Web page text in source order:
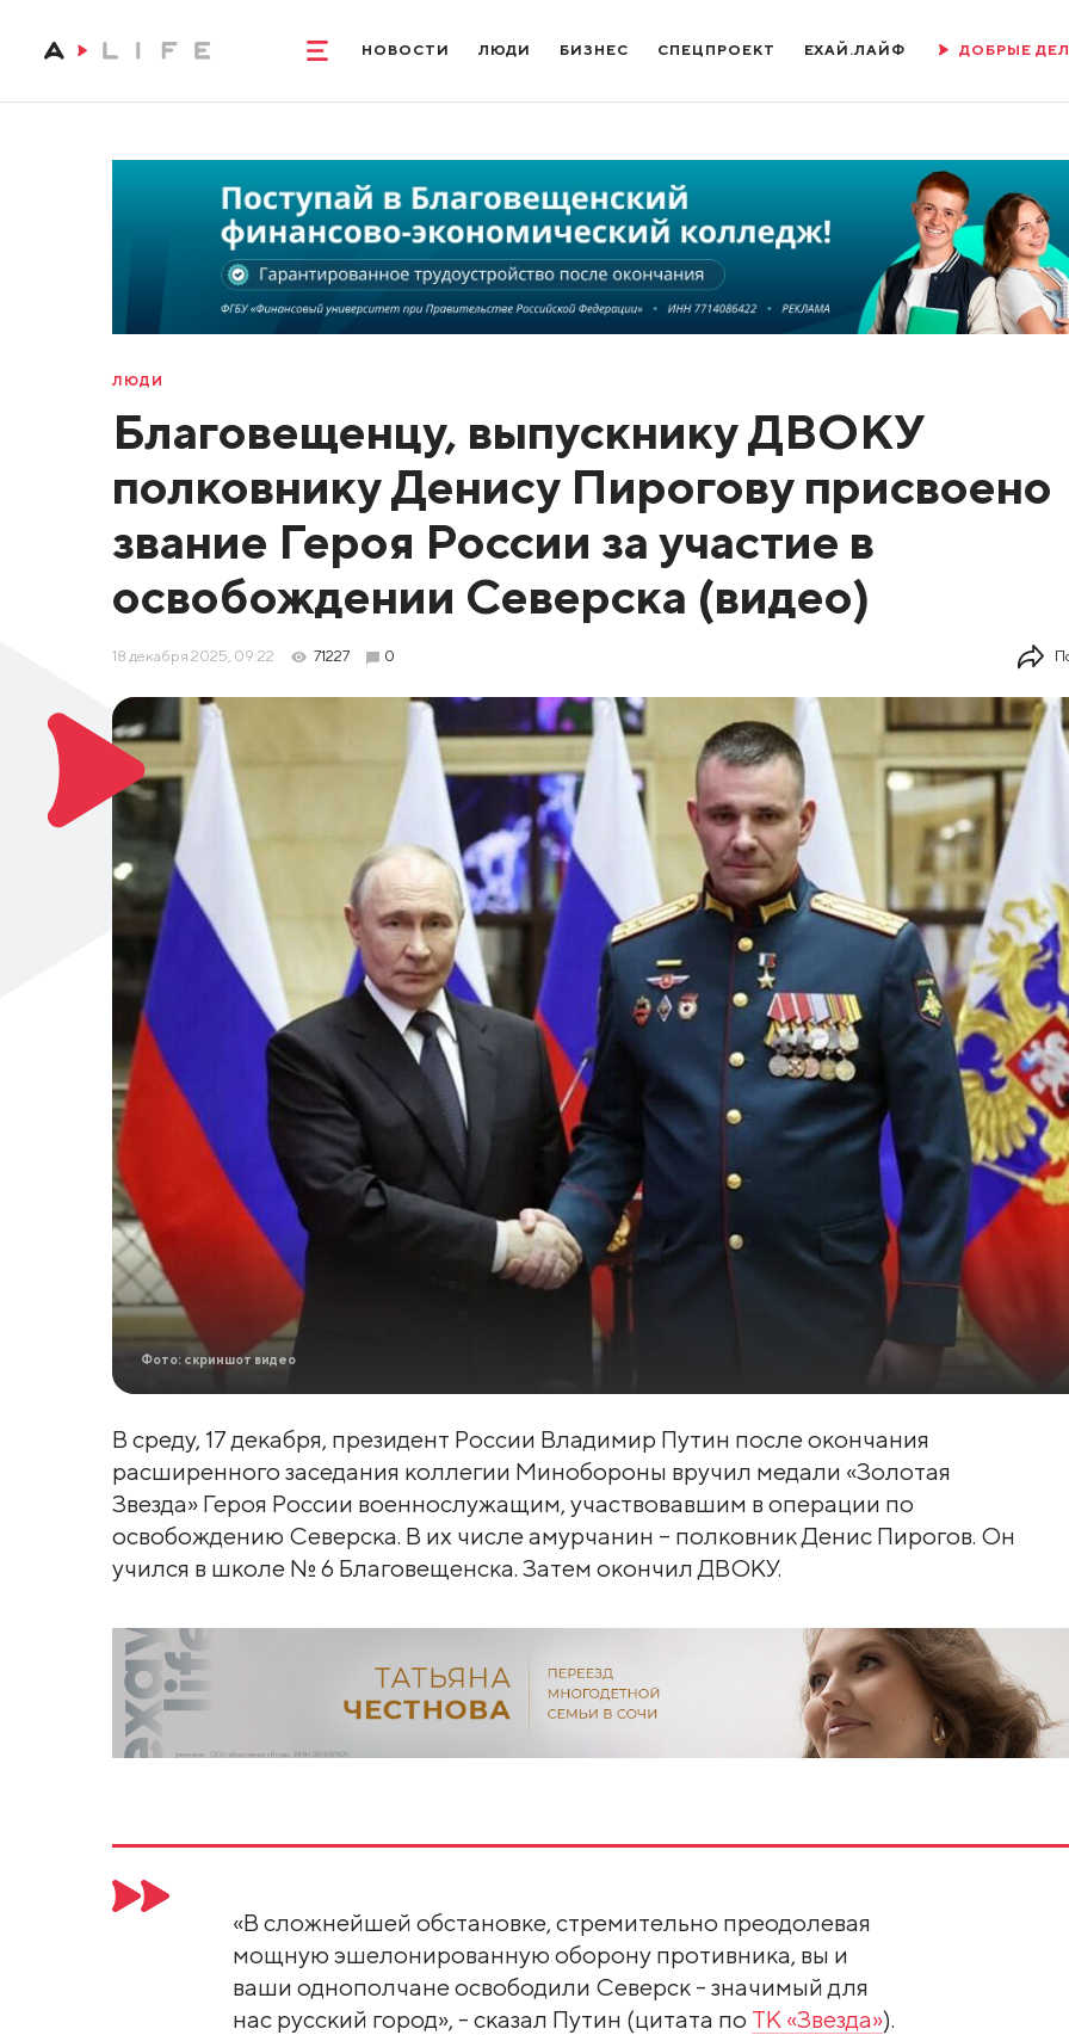
НОВОСТИ ЛЮДИ БИЗНЕС СПЕЦПРОЕКТ ЕХАЙ.ЛАЙФ ДОБРЫЕ
ЛЮДИ
Благовещенцу, выпускнику ДВОКУ
полковнику Денису Пирогову присвоено
звание Героя России за участие в
освобождении Северска (видео)
18 декабря 2025, 09:22 71227 0
Фото: скриншот видео
В среду, 17 декабря, президент России Владимир Путин после окончания
расширенного заседания коллегии Минобороны вручил медали «Золотая
Звезда» Героя России военнослужащим, участвовавшим в операции по
освобождению Северска. В их числе амурчанин – полковник Денис Пирогов. Он
учился в школе № 6 Благовещенска. Затем окончил ДВОКУ.
«В сложнейшей обстановке, стремительно преодолевая
мощную эшелонированную оборону противника, вы и
ваши однополчане освободили Северск - значимый для
нас русский город», - сказал Путин (цитата по ТК «Звезда»).